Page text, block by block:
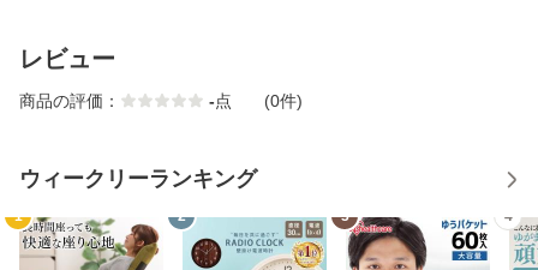
レビュー
商品の評価： -点 (0件)
ウィークリーランキング
1 2 3 4